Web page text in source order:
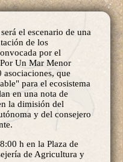
el escenario de una
de los
por el
Un Mar Menor
que
para el ecosistema
en una nota de
la dimisión del
y del consejero
h en la Plaza de
de Agricultura y